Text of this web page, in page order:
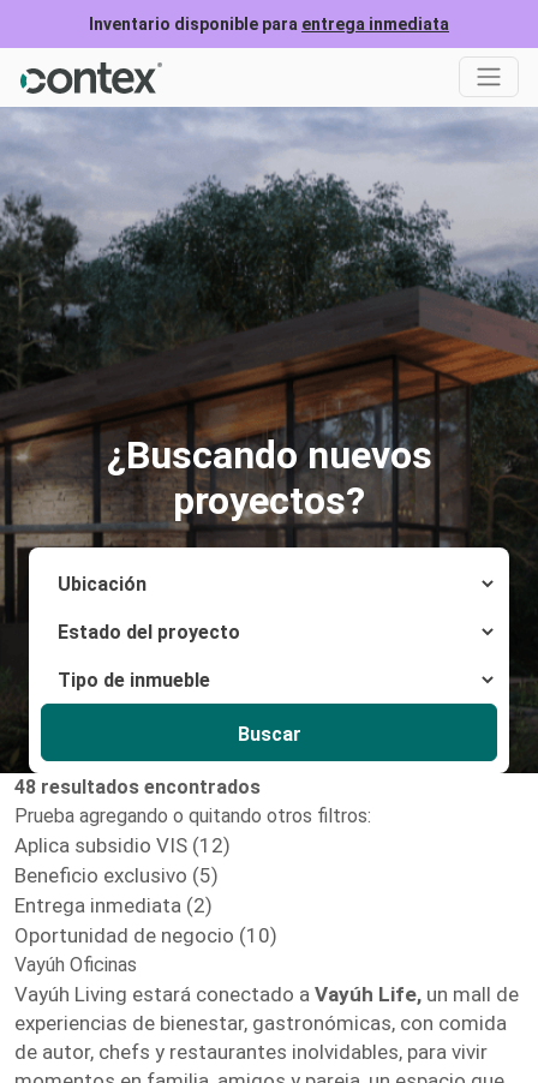
Inventario disponible para entrega inmediata
¿Buscando nuevos
proyectos?
Buscar
48 resultados encontrados
Prueba agregando o quitando otros filtros:
Aplica subsidio VIS (12)
Beneficio exclusivo (5)
Entrega inmediata (2)
Oportunidad de negocio (10)
Vayúh Oficinas
Vayúh Living estará conectado a Vayúh Life, un mall de
experiencias de bienestar, gastronómicas, con comida
de autor, chefs y restaurantes inolvidables, para vivir